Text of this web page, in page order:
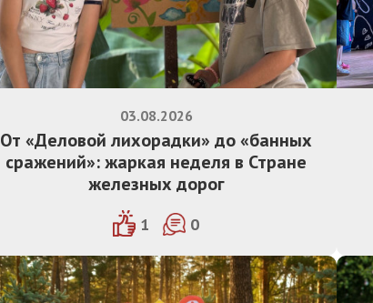
От «Деловой лихорадки» до «банных
сражений»: жаркая неделя в Стране
железных дорог
03.08.2026
1 0